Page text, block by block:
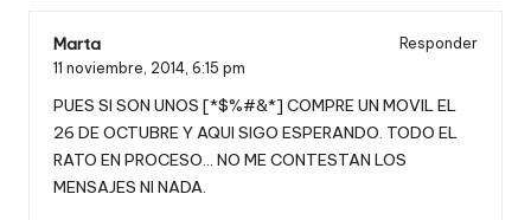
Marta
Responder
11 noviembre, 2014, 6:15 pm
PUES SI SON UNOS [*$%#&*] COMPRE UN MOVIL EL
26 DE OCTUBRE Y AQUI SIGO ESPERANDO. TODO EL
RATO EN PROCESO… NO ME CONTESTAN LOS
MENSAJES NI NADA.